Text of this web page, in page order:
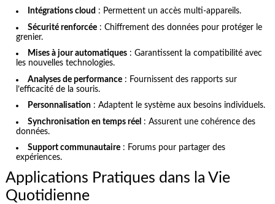
Intégrations cloud : Permettent un accès multi-appareils.
Sécurité renforcée : Chiffrement des données pour protéger le
grenier.
Mises à jour automatiques : Garantissent la compatibilité avec
les nouvelles technologies.
Analyses de performance : Fournissent des rapports sur
l’efficacité de la souris.
Personnalisation : Adaptent le système aux besoins individuels.
Synchronisation en temps réel : Assurent une cohérence des
données.
Support communautaire : Forums pour partager des
expériences.
Applications Pratiques dans la Vie
Quotidienne